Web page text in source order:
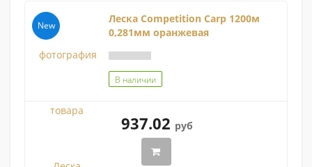
New
Леска Competition Carp 1200м
0,281мм оранжевая
В наличии
937.02 руб